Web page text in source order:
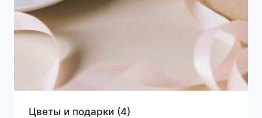
Цветы и подарки (4)